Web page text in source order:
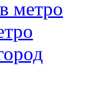
метро